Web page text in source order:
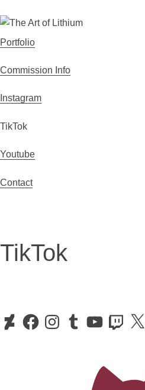
Hauptnavigation
Portfolio
Commission Info
Instagram
TikTok
Youtube
Contact
TikTok
Navigationsleiste
DeviantArtFacebookInstagramTumblrYouTube
TwitchX